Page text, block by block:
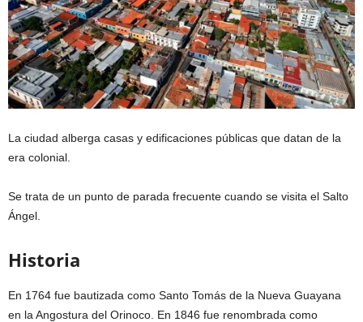
La ciudad alberga casas y edificaciones públicas que datan de la
era colonial.
Se trata de un punto de parada frecuente cuando se visita el Salto
Ángel.
Historia
En 1764 fue bautizada como Santo Tomás de la Nueva Guayana
en la Angostura del Orinoco. En 1846 fue renombrada como